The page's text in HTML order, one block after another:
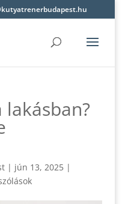
| jún 13, 2025|